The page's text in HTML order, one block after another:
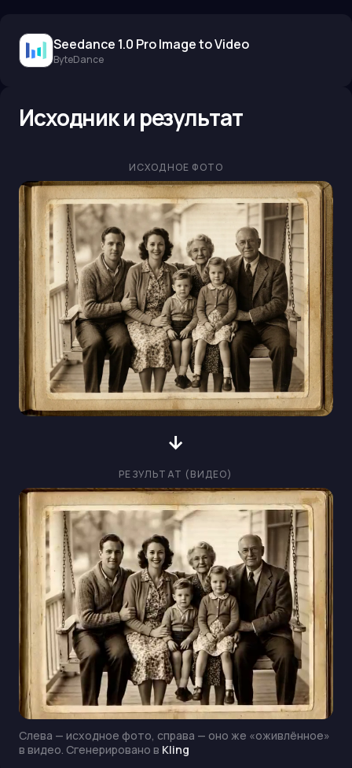
Seedance 1.0 Pro Image to Video
ByteDance
Исходник и результат
ИСХОДНОЕ ФОТО
→
РЕЗУЛЬТАТ (ВИДЕО)
Слева — исходное фото, справа — оно же «оживлённое»
в видео. Сгенерировано в Kling